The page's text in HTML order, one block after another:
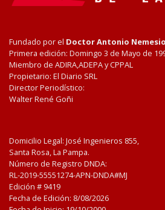
Fundado por el Doctor Antonio Nemesio
Primera edición: Domingo 3 de Mayo de
Miembro de ADIRA,ADEPA y CPPAL
Propietario: El Diario SRL
Director Periodístico:
Walter René Goñi
Domicilio Legal: José Ingenieros 855,
Santa Rosa, La Pampa.
Número de Registro DNDA:
RL-2019-55551274-APN-DNDA#MJ
Edición # 9419
Fecha de Edición: 8/08/2026